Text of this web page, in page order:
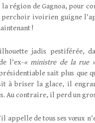
la région de Gagnoa, pour
perchoir ivoirien guigne
!
jadis pestiférée,
l’ex-« ministre de la rue
sait plus que
à briser la glace, il
Au contraire, il perd un
appelle de tous ses vœux